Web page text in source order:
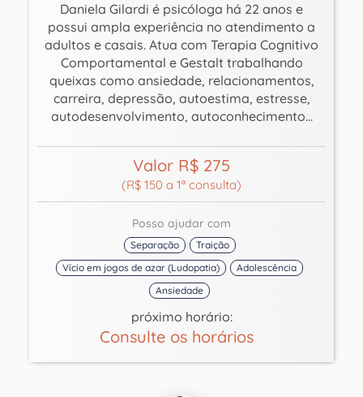
Daniela Gilardi é psicóloga há 22 anos e
possui ampla experiência no atendimento a
adultos e casais. Atua com Terapia Cognitivo
Comportamental e Gestalt trabalhando
queixas como ansiedade, relacionamentos,
carreira, depressão, autoestima, estresse,
autodesenvolvimento, autoconhecimento...
Valor R$ 275
(R$ 150 a 1ª consulta)
Posso ajudar com
Separação
Traição
Vício em jogos de azar (Ludopatia)
Adolescência
Ansiedade
próximo horário:
Consulte os horários